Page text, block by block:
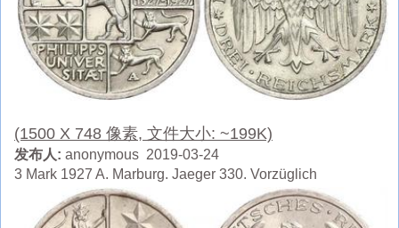
(1500 X 748 像素, 文件大小: ~199K)
发布人: anonymous 2019-03-24
3 Mark 1927 A. Marburg. Jaeger 330. Vorzüglich